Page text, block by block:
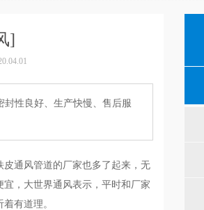
]
性良好、生产快慢、售后服
通风管道的厂家也多了起来，无
，大世界通风表示，平时和厂家
有道理。